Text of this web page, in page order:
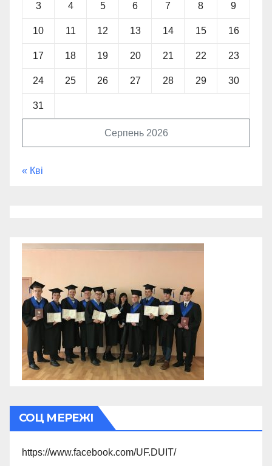
Серпень 2026
3 4 5 6 7 8 9
10 11 12 13 14 15 16
17 18 19 20 21 22 23
24 25 26 27 28 29 30
31
« Кві
СОЦ МЕРЕЖІ
https://www.facebook.com/UF.DUIT/